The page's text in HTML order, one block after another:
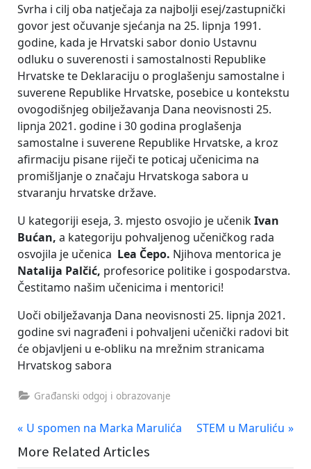
Svrha i cilj oba natječaja za najbolji esej/zastupnički
govor jest očuvanje sjećanja na 25. lipnja 1991.
godine, kada je Hrvatski sabor donio Ustavnu
odluku o suverenosti i samostalnosti Republike
Hrvatske te Deklaraciju o proglašenju samostalne i
suverene Republike Hrvatske, posebice u kontekstu
ovogodišnjeg obilježavanja Dana neovisnosti 25.
lipnja 2021. godine i 30 godina proglašenja
samostalne i suverene Republike Hrvatske, a kroz
afirmaciju pisane riječi te poticaj učenicima na
promišljanje o značaju Hrvatskoga sabora u
stvaranju hrvatske države.
U kategoriji eseja, 3. mjesto osvojio je učenikIvan
Bućan, a kategoriju pohvaljenog učeničkog rada
osvojila je učenica Lea Čepo. Njihova mentorica je
Natalija Palčić, profesorice politike i gospodarstva.
Čestitamo našim učenicima i mentorici!
Uoči obilježavanja Dana neovisnosti 25. lipnja 2021.
godine svi nagrađeni i pohvaljeni učenički radovi bit
će objavljeni u e-obliku na mrežnim stranicama
Hrvatskog sabora
Građanski odgoj i obrazovanje
Navigacija
objava
P
r
e
U spomen na Marka Marulića
N
STEM u Maruliću
More Related Articles